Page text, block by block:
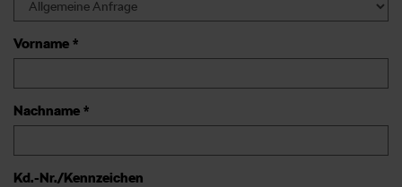
Vorname *
Nachname *
Kd.-Nr./Kennzeichen